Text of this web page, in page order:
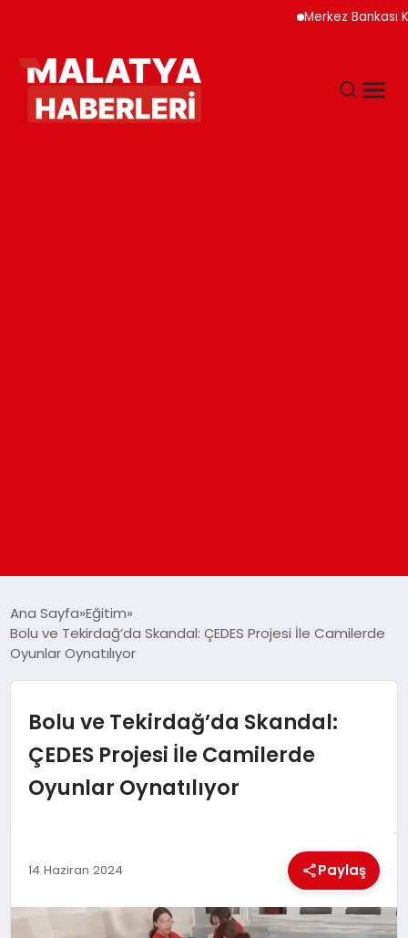
Merkez Bankası Kripto
GÜNDEM
DÜNYA
EĞITIM
MAGAZIN
SAĞLIK
Ana Sayfa Eğitim
Bolu ve Tekirdağ’da Skandal: ÇEDES Projesi İle Camilerde
Oyunlar Oynatılıyor
Bolu ve Tekirdağ’da Skandal:
ÇEDES Projesi İle Camilerde
Oyunlar Oynatılıyor
14 Haziran 2024 Paylaş